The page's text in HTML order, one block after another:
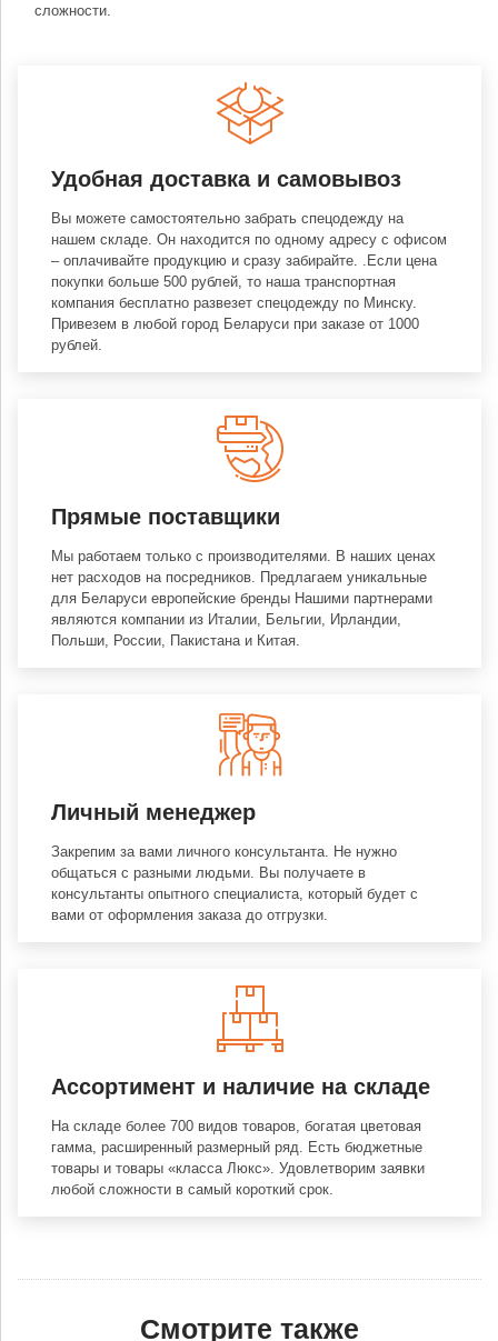
сложности.
Удобная доставка и самовывоз
Вы можете самостоятельно забрать спецодежду на
нашем складе. Он находится по одному адресу с офисом
– оплачивайте продукцию и сразу забирайте. .Если цена
покупки больше 500 рублей, то наша транспортная
компания бесплатно развезет спецодежду по Минску.
Привезем в любой город Беларуси при заказе от 1000
рублей.
Прямые поставщики
Мы работаем только с производителями. В наших ценах
нет расходов на посредников. Предлагаем уникальные
для Беларуси европейские бренды Нашими партнерами
являются компании из Италии, Бельгии, Ирландии,
Польши, России, Пакистана и Китая.
Личный менеджер
Закрепим за вами личного консультанта. Не нужно
общаться с разными людьми. Вы получаете в
консультанты опытного специалиста, который будет с
вами от оформления заказа до отгрузки.
Ассортимент и наличие на складе
На складе более 700 видов товаров, богатая цветовая
гамма, расширенный размерный ряд. Есть бюджетные
товары и товары «класса Люкс». Удовлетворим заявки
любой сложности в самый короткий срок.
Смотрите также